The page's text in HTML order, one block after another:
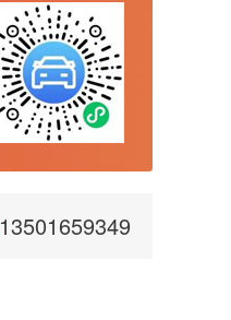
13501659349